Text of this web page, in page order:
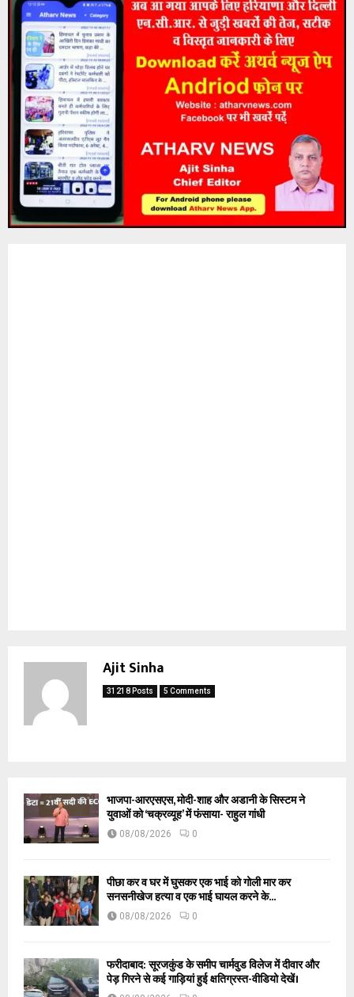
Ajit Sinha
31218 Posts 5 Comments
भाजपा-आरएसएस, मोदी-शाह और अडानी के सिस्टम ने
युवाओं को ‘चक्रव्यूह’ में फंसाया- राहुल गांधी
08/08/2026 0
पीछा कर व घर में घुसकर एक भाई को गोली मार कर
सनसनीखेज हत्या व एक भाई घायल करने के...
08/08/2026 0
फरीदाबाद: सूरजकुंड के समीप चार्मवुड विलेज में दीवार और
पेड़ गिरने से कई गाड़ियां हुई क्षतिग्रस्त-वीडियो देखें।